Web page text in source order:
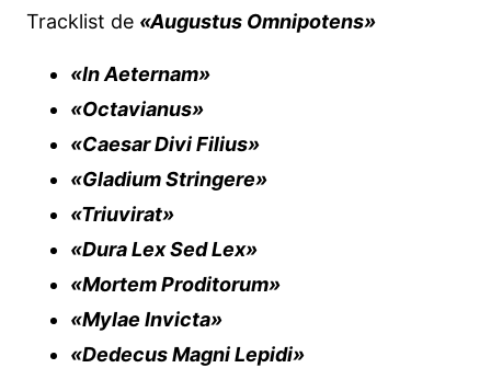
Tracklist de «Augustus Omnipotens»
«In Aeternam»
«Octavianus»
«Caesar Divi Filius»
«Gladium Stringere»
«Triuvirat»
«Dura Lex Sed Lex»
«Mortem Proditorum»
«Mylae Invicta»
«Dedecus Magni Lepidi»